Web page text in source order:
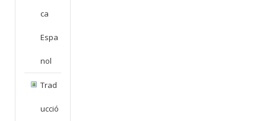
Ca
Espa
Nol
Trad
Ucció